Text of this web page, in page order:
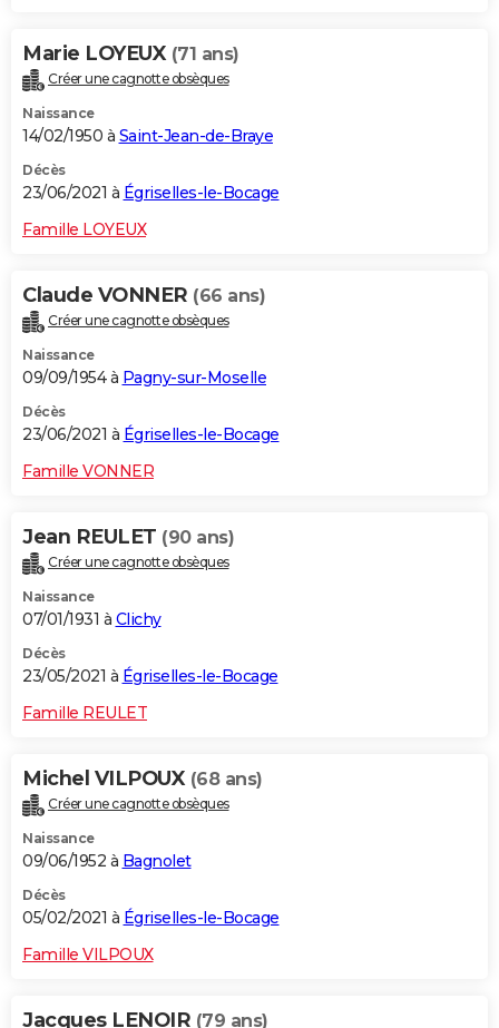
Marie LOYEUX (71 ans)
Créer une cagnotte obsèques
Naissance
14/02/1950 à Saint-Jean-de-Braye
Décès
23/06/2021 à Égriselles-le-Bocage
Famille LOYEUX
Claude VONNER (66 ans)
Créer une cagnotte obsèques
Naissance
09/09/1954 à Pagny-sur-Moselle
Décès
23/06/2021 à Égriselles-le-Bocage
Famille VONNER
Jean REULET (90 ans)
Créer une cagnotte obsèques
Naissance
07/01/1931 à Clichy
Décès
23/05/2021 à Égriselles-le-Bocage
Famille REULET
Michel VILPOUX (68 ans)
Créer une cagnotte obsèques
Naissance
09/06/1952 à Bagnolet
Décès
05/02/2021 à Égriselles-le-Bocage
Famille VILPOUX
Jacques LENOIR (79 ans)